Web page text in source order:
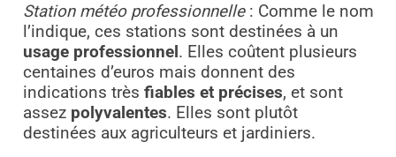
Station météo professionnelle: Comme le nom
l’indique, ces stations sont destinées à un
usage professionnel. Elles coûtent plusieurs
centaines d’euros mais donnent des
indications très fiables et précises, et sont
assez polyvalentes. Elles sont plutôt
destinées aux agriculteurs et jardiniers.